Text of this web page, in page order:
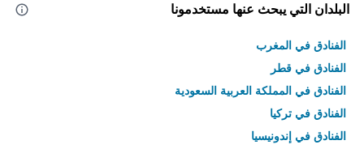
البلدان التي يبحث عنها مستخدمونا
الفنادق في المغرب
الفنادق في قطر
الفنادق في المملكة العربية السعودية
الفنادق في تركيا
الفنادق في إندونيسيا